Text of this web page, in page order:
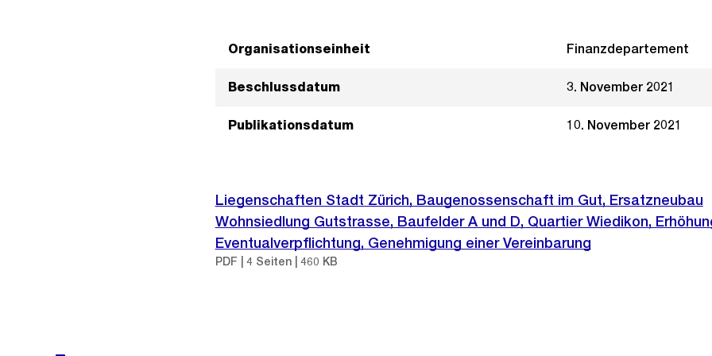
Organisationseinheit Finanzdepartement
Beschlussdatum 3. November 2021
Publikationsdatum 10. November 2021
Liegenschaften Stadt Zürich, Baugenossenschaft im Gut, Ersatzneubau
Wohnsiedlung Gutstrasse, Baufelder A und D, Quartier Wiedikon,
Eventualverpflichtung, Genehmigung einer Vereinbarung
PDF | 4 Seiten | 460 KB